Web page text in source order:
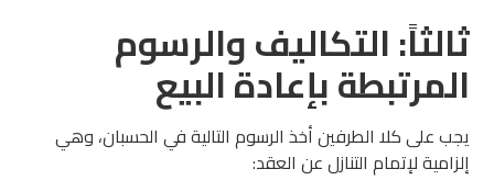
ثالثاً: التكاليف والرسوم
المرتبطة بإعادة البيع
يجب على كلا الطرفين أخذ الرسوم التالية في الحسبان، وهي
إلزامية لإتمام التنازل عن العقد: